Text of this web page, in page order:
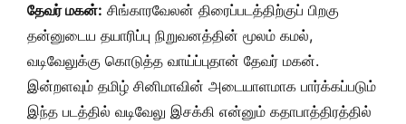
தேவர் மகன்: சிங்காரவேலன் திரைப்படத்திற்குப் பிறகு
தன்னுடைய தயாரிப்பு நிறுவனத்தின் மூலம் கமல்,
வடிவேலுக்கு கொடுத்த வாய்ப்புதான் தேவர் மகன்.
இன்றளவும் தமிழ் சினிமாவின் அடையாளமாக பார்க்கப்படும்
இந்த படத்தில் வடிவேலு இசக்கி என்னும் கதாபாத்திரத்தில்